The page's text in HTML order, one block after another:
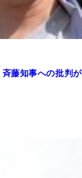
藤知事への批判が